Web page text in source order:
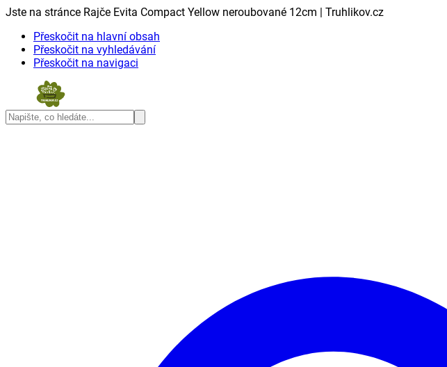
Jste na stránce Rajče Evita Compact Yellow neroubované 12cm | Truhlikov.cz
Přeskočit na hlavní obsah
Přeskočit na vyhledávání
Přeskočit na navigaci